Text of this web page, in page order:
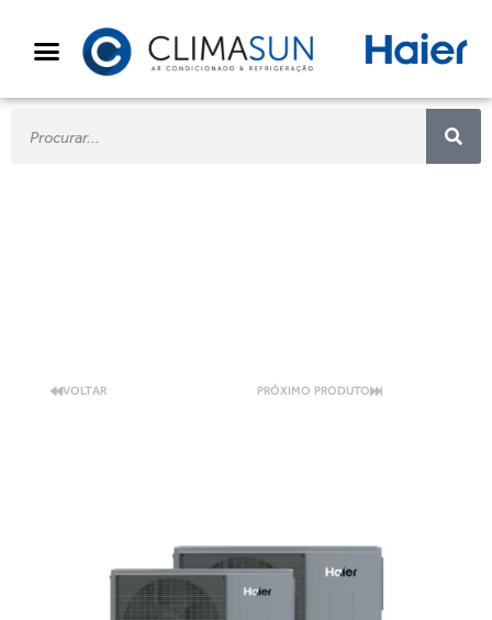
VOLTAR PRÓXIMO PRODUTO